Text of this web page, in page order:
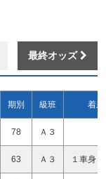
最終オッズ
期別 級班 着差
78 Ａ３
63 Ａ３ １車身